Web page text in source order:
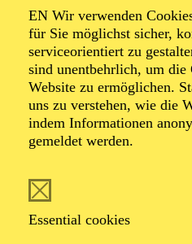
EN Wir verwenden
für Sie möglichst sicher,
serviceorientiert zu
sind unentbehrlich, um
Website zu ermöglichen.
uns zu verstehen, wie die
indem Informationen
gemeldet werden.
Essential cookies
Organiser: Theater-, Konzert-
HOFNER GMBH
TICKETS
55,20 52,70€
EN: SCHAUSPIEL ESSEN
05.09.2026
19:30 - 21:30